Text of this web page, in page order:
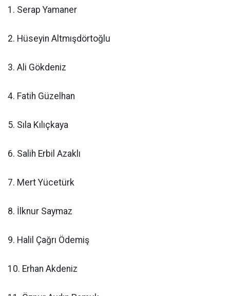
1. Serap Yamaner
2. Hüseyin Altmışdörtoğlu
3. Ali Gökdeniz
4. Fatih Güzelhan
5. Sıla Kılıçkaya
6. Salih Erbil Azaklı
7. Mert Yücetürk
8. İlknur Saymaz
9. Halil Çağrı Ödemiş
10. Erhan Akdeniz